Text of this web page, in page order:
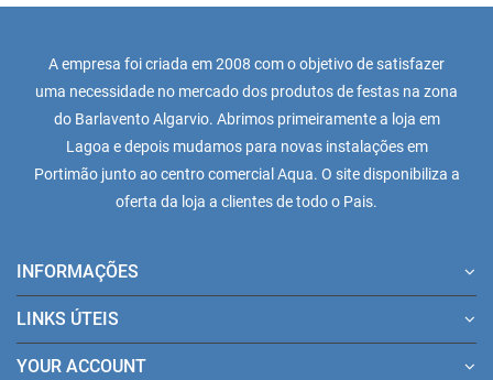
A empresa foi criada em 2008 com o objetivo de satisfazer
uma necessidade no mercado dos produtos de festas na zona
do Barlavento Algarvio. Abrimos primeiramente a loja em
Lagoa e depois mudamos para novas instalações em
Portimão junto ao centro comercial Aqua. O site disponibiliza a
oferta da loja a clientes de todo o Pais.
INFORMAÇÕES
LINKS ÚTEIS
YOUR ACCOUNT